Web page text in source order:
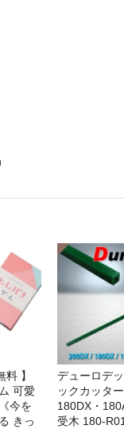
料 】
可愛
今を
きっ
デューロデ
ックカッタ
180DX・
受木 180-